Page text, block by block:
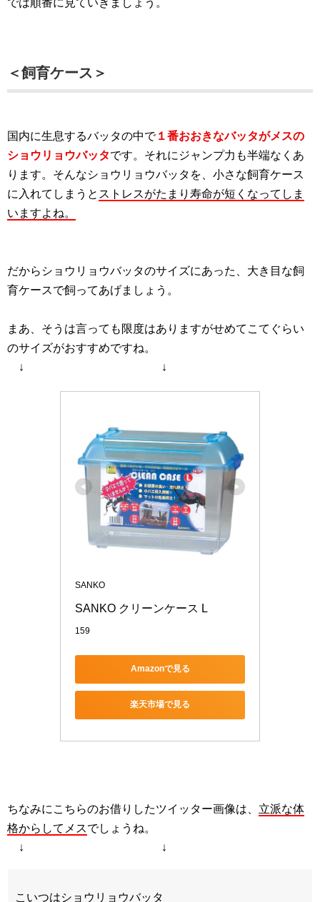
では順番に見ていきましょう。
＜飼育ケース＞
国内に生息するバッタの中で１番おおきなバッタがメスの
ショウリョウバッタです。それにジャンプ力も半端なくあ
ります。そんなショウリョウバッタを、小さな飼育ケース
に入れてしまうと ストレスがたまり寿命が短くなってしま
いますよね。
だからショウリョウバッタのサイズにあった、大き目な飼
育ケースで飼ってあげましょう。
まあ、そうは言っても限度はありますがせめてこてぐらい
のサイズがおすすめですね。
↓ ↓
SANKO
SANKO クリーンケース L
159
Amazonで見る
楽天市場で見る
ちなみにこちらのお借りしたツイッター画像は、 立派な体
格からしてメスでしょうね。
↓ ↓
こいつはショウリョウバッタ